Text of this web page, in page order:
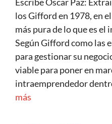
los Gifford en 1978, en
más pura de lo que es
Según Gifford como las
para gestionar su
viable para poner en
intraemprendedor
más